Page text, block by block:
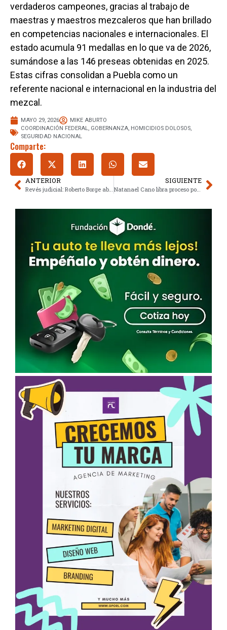
verdaderos campeones, gracias al trabajo de
maestras y maestros mezcaleros que han brillado
en competencias nacionales e internacionales. El
estado acumula 91 medallas en lo que va de 2026,
sumándose a las 146 preseas obtenidas en 2025.
Estas cifras consolidan a Puebla como un
referente nacional e internacional en la industria del
mezcal.
MAYO 29, 2026
MIKE ABURTO
COORDINACIÓN FEDERAL, GOBERNANZA, HOMICIDIOS DOLOSOS,
SEGURIDAD NACIONAL
Comparte:
ANTERIOR
Revés judicial: Roberto Borge absuelto, ¿Cambia su futuro penal?
SIGUIENTE
Natanael Cano libra proceso por vehículo robado vinculado a sus placas